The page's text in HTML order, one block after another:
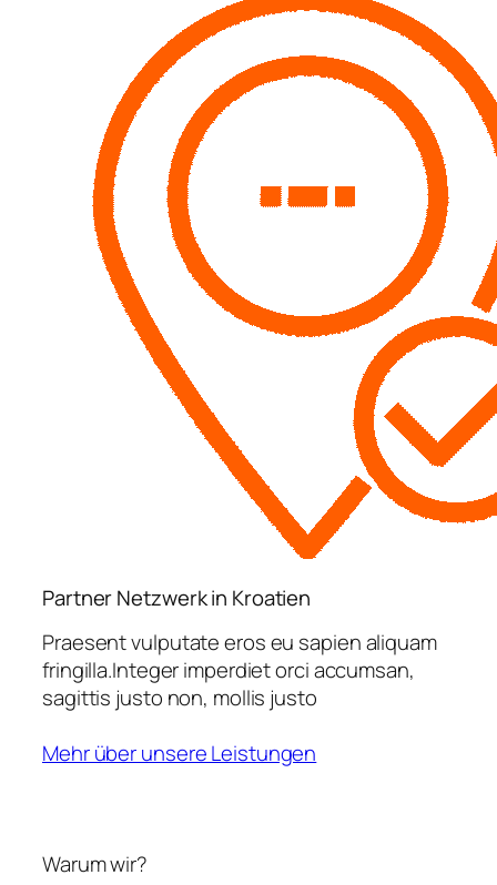
Partner Netzwerk in Kroatien
Praesent vulputate eros eu sapien aliquam
fringilla.Integer imperdiet orci accumsan,
sagittis justo non, mollis justo
Mehr über unsere Leistungen
Warum wir?